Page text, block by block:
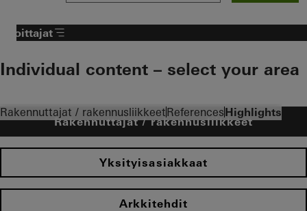
Rakennuttajat / rakennusliikkeetReferencesHighlights
Sijoittajat
Individual content – select your area
Rakennuttajat / rakennusliikkeet
Yksityisasiakkaat
Arkkitehdit